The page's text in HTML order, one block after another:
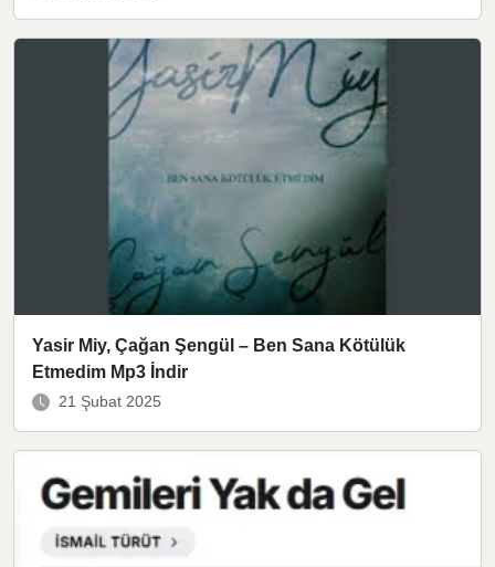
Yasir Miy, Çağan Şengül – Ben Sana Kötülük
Etmedim Mp3 İndir
21 Şubat 2025